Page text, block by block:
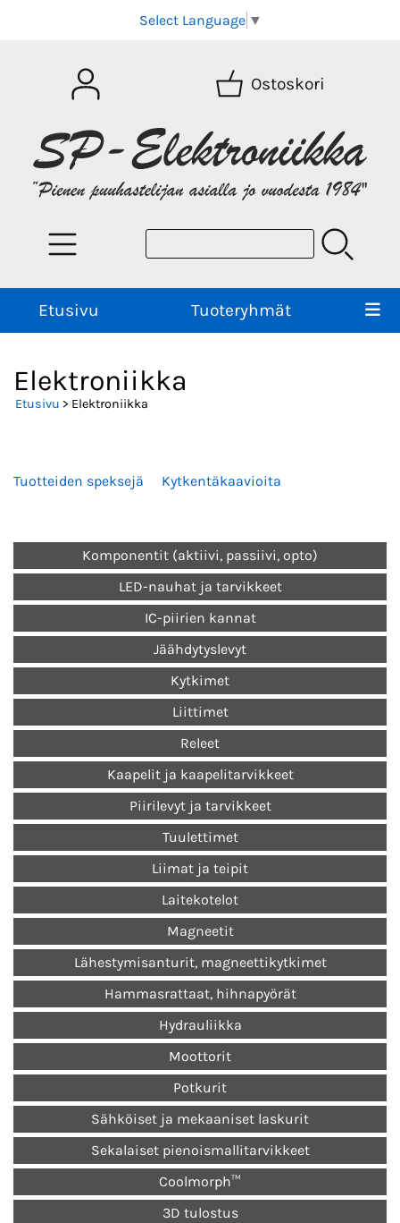
Select Language ▼
Ostoskori
Etusivu Tuoteryhmät
Elektroniikka
Etusivu > Elektroniikka
Tuotteiden speksejä Kytkentäkaavioita
Komponentit (aktiivi, passiivi, opto)
LED-nauhat ja tarvikkeet
IC-piirien kannat
Jäähdytyslevyt
Kytkimet
Liittimet
Releet
Kaapelit ja kaapelitarvikkeet
Piirilevyt ja tarvikkeet
Tuulettimet
Liimat ja teipit
Laitekotelot
Magneetit
Lähestymisanturit, magneettikytkimet
Hammasrattaat, hihnapyörät
Hydrauliikka
Moottorit
Potkurit
Sähköiset ja mekaaniset laskurit
Sekalaiset pienoismallitarvikkeet
Coolmorph™
3D tulostus